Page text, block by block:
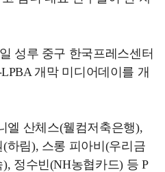
성루 중구 한국프레스센터
개막 미디어데이를 개
엘 산체스(웰컴저축은행),
하림), 스롱 피아비(우리금
정수빈(NH농협카드) 등 P